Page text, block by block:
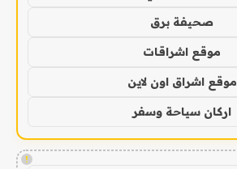
صحيفة برق
موقع اشراقات
موقع اشراق اون لاين
اركان سياحة وسفر
!